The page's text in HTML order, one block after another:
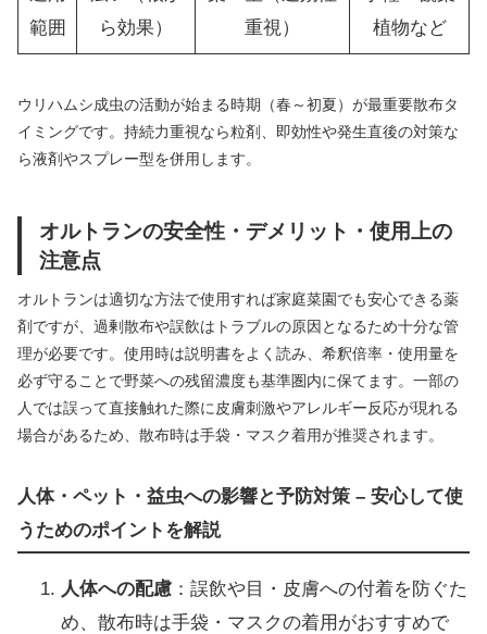
範囲
ら効果）
重視）
植物など
ウリハムシ成虫の活動が始まる時期（春～初夏）が最重要散布タ
イミングです。持続力重視なら粒剤、即効性や発生直後の対策な
ら液剤やスプレー型を併用します。
オルトランの安全性・デメリット・使用上の
注意点
オルトランは適切な方法で使用すれば家庭菜園でも安心できる薬
剤ですが、過剰散布や誤飲はトラブルの原因となるため十分な管
理が必要です。使用時は説明書をよく読み、希釈倍率・使用量を
必ず守ることで野菜への残留濃度も基準圏内に保てます。一部の
人では誤って直接触れた際に皮膚刺激やアレルギー反応が現れる
場合があるため、散布時は手袋・マスク着用が推奨されます。
人体・ペット・益虫への影響と予防対策 – 安心して使
うためのポイントを解説
人体への配慮 ：誤飲や目・皮膚への付着を防ぐた
め、散布時は手袋・マスクの着用がおすすめで